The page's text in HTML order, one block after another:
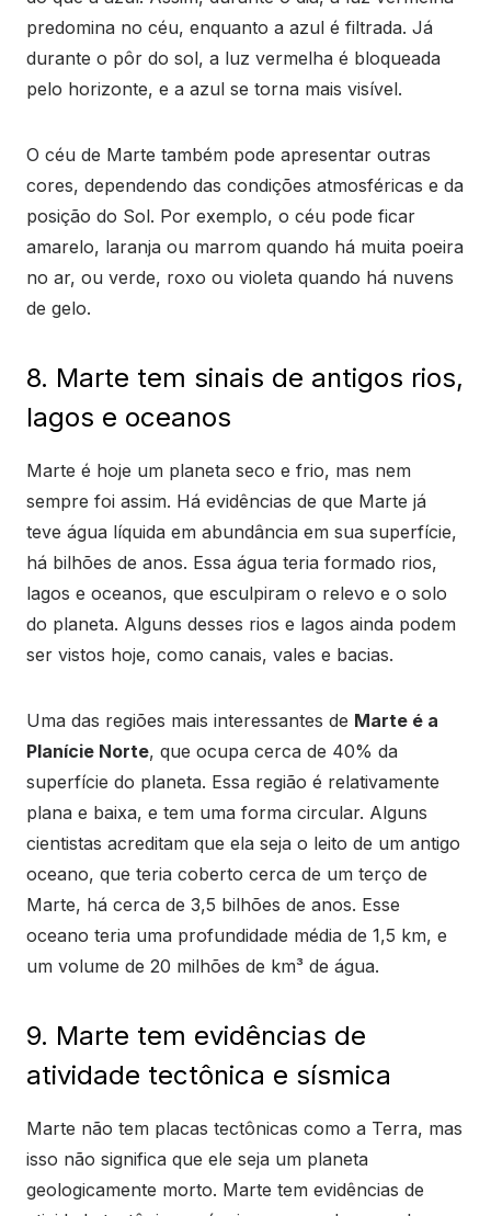
predomina no céu, enquanto a azul é filtrada. Já
durante o pôr do sol, a luz vermelha é bloqueada
pelo horizonte, e a azul se torna mais visível.
O céu de Marte também pode apresentar outras
cores, dependendo das condições atmosféricas e da
posição do Sol. Por exemplo, o céu pode ficar
amarelo, laranja ou marrom quando há muita poeira
no ar, ou verde, roxo ou violeta quando há nuvens
de gelo.
8. Marte tem sinais de antigos rios,
lagos e oceanos
Marte é hoje um planeta seco e frio, mas nem
sempre foi assim. Há evidências de que Marte já
teve água líquida em abundância em sua superfície,
há bilhões de anos. Essa água teria formado rios,
lagos e oceanos, que esculpiram o relevo e o solo
do planeta. Alguns desses rios e lagos ainda podem
ser vistos hoje, como canais, vales e bacias.
Uma das regiões mais interessantes de Marte é a
Planície Norte, que ocupa cerca de 40% da
superfície do planeta. Essa região é relativamente
plana e baixa, e tem uma forma circular. Alguns
cientistas acreditam que ela seja o leito de um antigo
oceano, que teria coberto cerca de um terço de
Marte, há cerca de 3,5 bilhões de anos. Esse
oceano teria uma profundidade média de 1,5 km, e
um volume de 20 milhões de km³ de água.
9. Marte tem evidências de
atividade tectônica e sísmica
Marte não tem placas tectônicas como a Terra, mas
isso não significa que ele seja um planeta
geologicamente morto. Marte tem evidências de